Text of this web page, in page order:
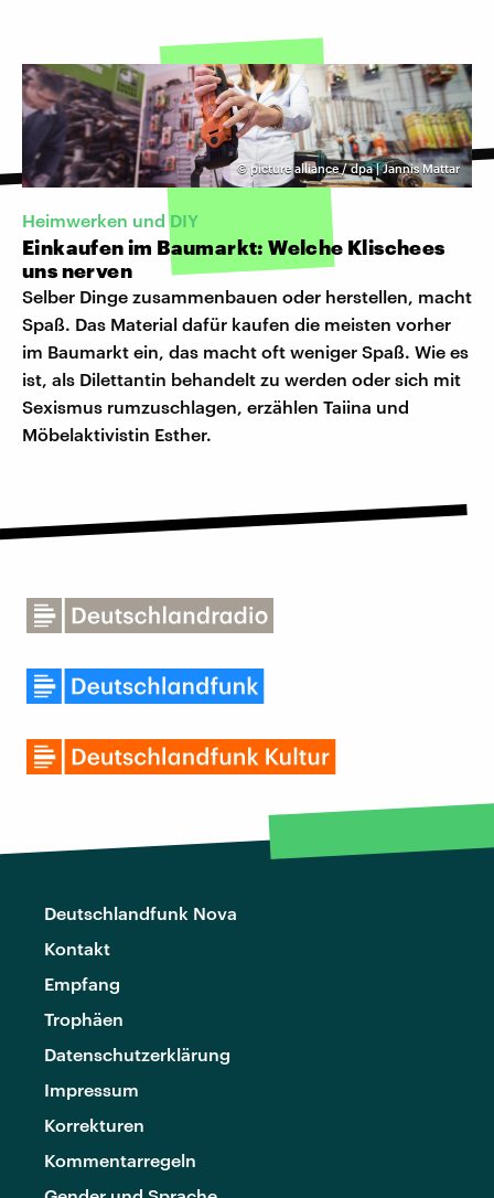
© picture alliance / dpa | Jannis Mattar
Heimwerken und DIY
Einkaufen im Baumarkt: Welche Klischees
uns nerven
Selber Dinge zusammenbauen oder herstellen, macht
Spaß. Das Material dafür kaufen die meisten vorher
im Baumarkt ein, das macht oft weniger Spaß. Wie es
ist, als Dilettantin behandelt zu werden oder sich mit
Sexismus rumzuschlagen, erzählen Taiina und
Möbelaktivistin Esther.
Deutschlandfunk Nova
Kontakt
Empfang
Trophäen
Datenschutzerklärung
Impressum
Korrekturen
Kommentarregeln